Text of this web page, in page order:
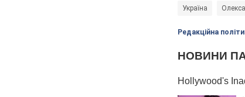
Україна
Редакційна